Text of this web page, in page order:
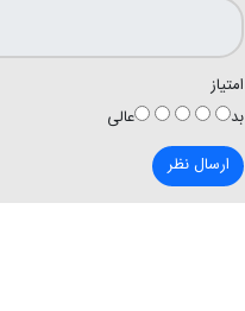
امتیاز
بد
عالی
ارسال نظر